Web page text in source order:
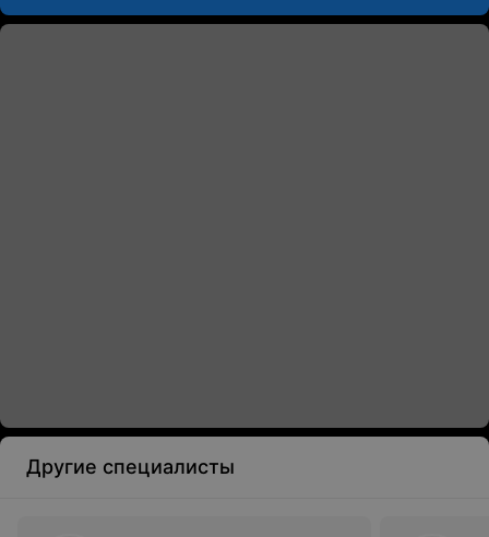
Другие специалисты